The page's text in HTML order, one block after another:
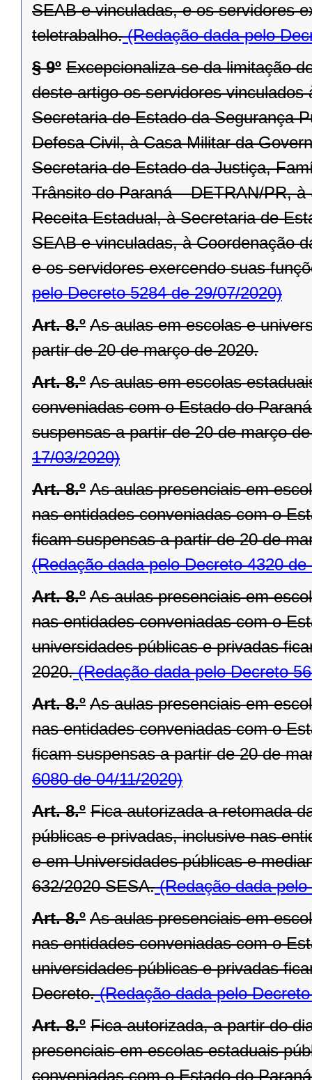
SEAB e vinculadas, e os servidores
teletrabalho.(Redação dada pelo
§ 9º Excepcionaliza-se da limitação
deste artigo os servidores
Secretaria de Estado da Segurança
Defesa Civil, à Casa Militar da
Secretaria de Estado da Justiça,
Trânsito do Paraná – DETRAN/PR,
Receita Estadual, à Secretaria de
SEAB e vinculadas, à Coordenação
e os servidores exercendo suas
pelo Decreto 5284 de 29/07/2020)
Art. 8.º As aulas em escolas e
partir de 20 de março de 2020.
Art. 8.º As aulas em escolas
conveniadas com o Estado do
suspensas a partir de 20 de março
17/03/2020)
Art. 8.º As aulas presenciais em
nas entidades conveniadas com o
ficam suspensas a partir de 20 de
(Redação dada pelo Decreto 4320 de
Art. 8.º As aulas presenciais em
nas entidades conveniadas com o
universidades públicas e privadas
2020.(Redação dada pelo Decreto
Art. 8.º As aulas presenciais em
nas entidades conveniadas com o
ficam suspensas a partir de 20 de
6080 de 04/11/2020)
Art. 8.º Fica autorizada a retomada
públicas e privadas, inclusive nas
e em Universidades públicas e
632/2020 SESA.(Redação dada pelo
Art. 8.º As aulas presenciais em
nas entidades conveniadas com o
universidades públicas e privadas
Decreto.(Redação dada pelo
Art. 8.º Fica autorizada, a partir do
presenciais em escolas estaduais
conveniadas com o Estado do